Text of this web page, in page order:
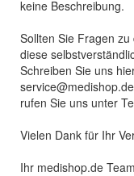
keine Beschreibung.
Sollten Sie Fragen
diese
Schreiben Sie uns
rufen Sie uns unter
Vielen Dank für Ihr
Ihr medishop.de Team